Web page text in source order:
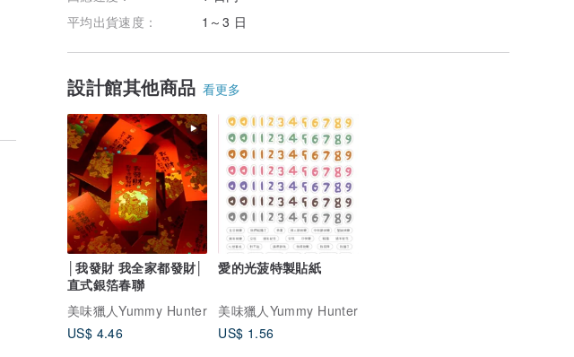
平均出貨速度：
1～3 日
設計館其他商品 看更多
│我發財 我全家都發財│
直式銀箔春聯
美味獵人Yummy Hunter
US$ 4.46
愛的光菠特製貼紙
美味獵人Yummy Hunter
US$ 1.56